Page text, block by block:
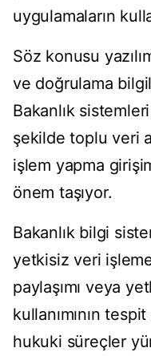
uygulamaların
Söz konusu
ve doğrulama
Bakanlık
şekilde toplu veri
işlem yapma
önem taşıyor.
Bakanlık bilgi
yetkisiz veri
paylaşımı veya
kullanımının
hukuki süreçler